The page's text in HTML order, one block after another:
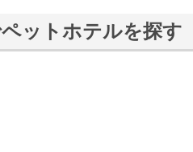
ットホテルを探す